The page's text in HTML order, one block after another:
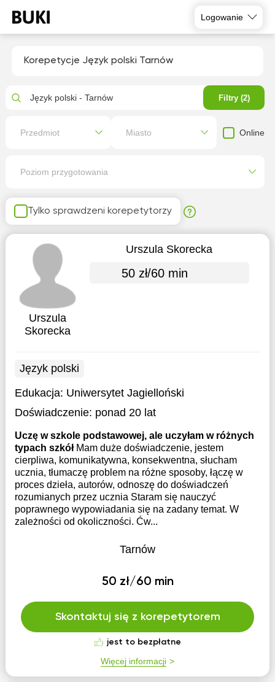
Logowanie
Korepetycje Język polski Tarnów
Tylko sprawdzeni korepetytorzy
Urszula
Skorecka
Urszula Skorecka
50 zł/60 min
Język polski
Edukacja: Uniwersytet Jagielloński
Doświadczenie: ponad 20 lat
Uczę w szkole podstawowej, ale uczyłam w różnych
typach szkół Mam duże doświadczenie, jestem
cierpliwa, komunikatywna, konsekwentna, słucham
ucznia, tłumaczę problem na różne sposoby, łączę w
proces dzieła, autorów, odnoszę do doświadczeń
rozumianych przez ucznia Staram się nauczyć
poprawnego wypowiadania się na zadany temat. W
zależności od okoliczności. Ćw...
Tarnów
50 zł/60 min
Skontaktuj się z korepetytorem
jest to bezpłatne
Więcej informacji
Język polski - Tarnów Filtry (2)
Przedmiot Miasto Online
Poziom przygotowania